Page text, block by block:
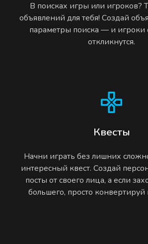
В поисках игры или игроков?
объявлений для тебя! Создай
параметры поиска — и игроки
откликнутся.
Квесты
Начни играть без лишних
интересный квест. Создай
посты от своего лица, а если
большего, просто конвертируй